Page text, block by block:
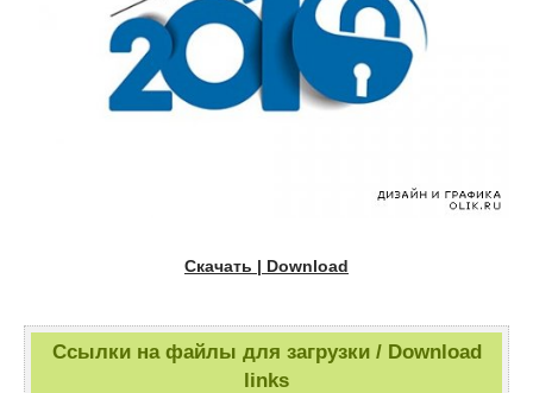
Скачать | Download
Ссылки на файлы для загрузки / Download
links